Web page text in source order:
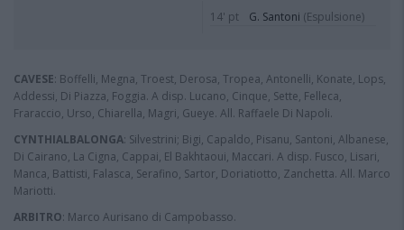
14' pt G. Santoni (Espulsione)
CAVESE: Boffelli, Megna, Troest, Derosa, Tropea, Antonelli, Konate, Lops,
Addessi, Di Piazza, Foggia. A disp. Lucano, Cinque, Sette, Felleca,
Fraraccio, Urso, Chiarella, Magri, Gueye. All. Raffaele Di Napoli.
CYNTHIALBALONGA: Silvestrini; Bigi, Capaldo, Pisanu, Santoni, Albanese,
Di Cairano, La Cigna, Cappai, El Bakhtaoui, Maccari. A disp. Fusco, Lisari,
Manca, Battisti, Falasca, Serafino, Sartor, Doriatiotto, Zanchetta. All. Marco
Mariotti.
ARBITRO: Marco Aurisano di Campobasso.